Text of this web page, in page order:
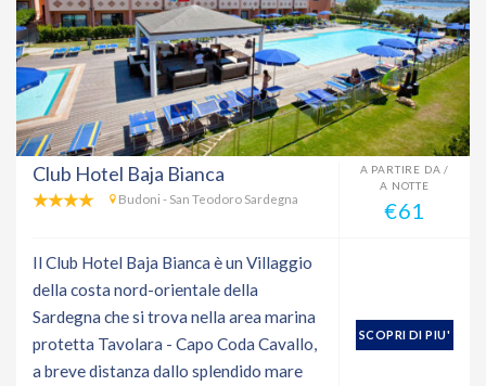
Club Hotel Baja Bianca
Budoni - San Teodoro Sardegna
A PARTIRE DA /
A NOTTE
€61
Il Club Hotel Baja Bianca è un Villaggio
della costa nord-orientale della
Sardegna che si trova nella area marina
protetta Tavolara - Capo Coda Cavallo,
a breve distanza dallo splendido mare
SCOPRI DI PIU'